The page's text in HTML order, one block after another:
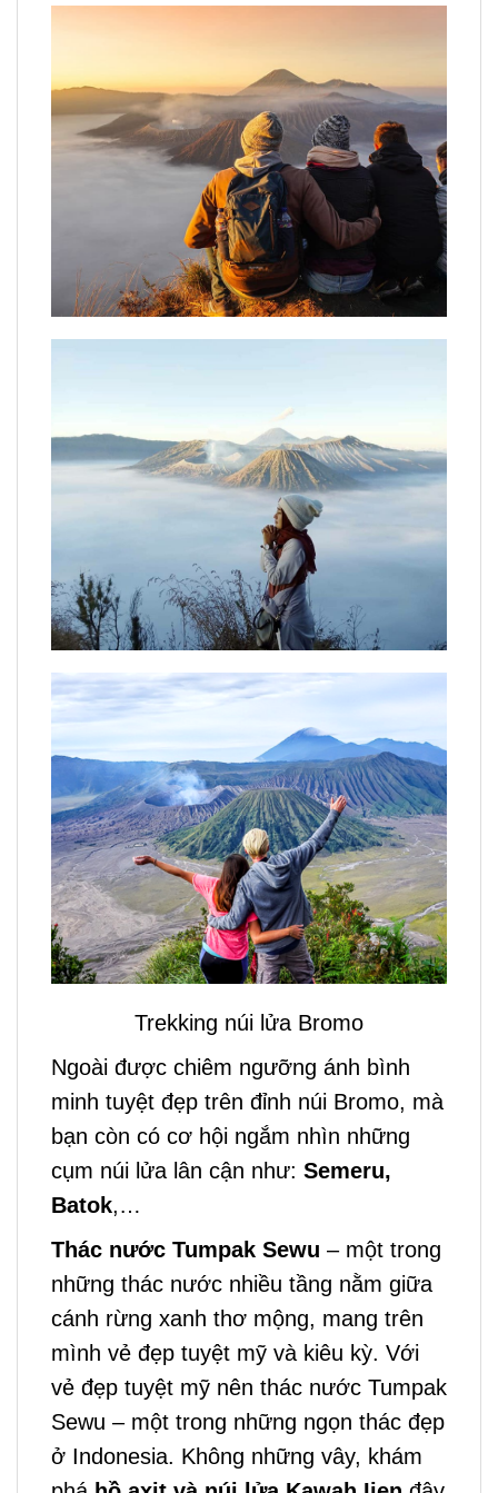
Trekking núi lửa Bromo
Ngoài được chiêm ngưỡng ánh bình
minh tuyệt đẹp trên đỉnh núi Bromo, mà
bạn còn có cơ hội ngắm nhìn những
cụm núi lửa lân cận như: Semeru,
Batok,…
Thác nước Tumpak Sewu – một trong
những thác nước nhiều tầng nằm giữa
cánh rừng xanh thơ mộng, mang trên
mình vẻ đẹp tuyệt mỹ và kiêu kỳ. Với
vẻ đẹp tuyệt mỹ nên thác nước Tumpak
Sewu – một trong những ngọn thác đẹp
ở Indonesia. Không những vây, khám